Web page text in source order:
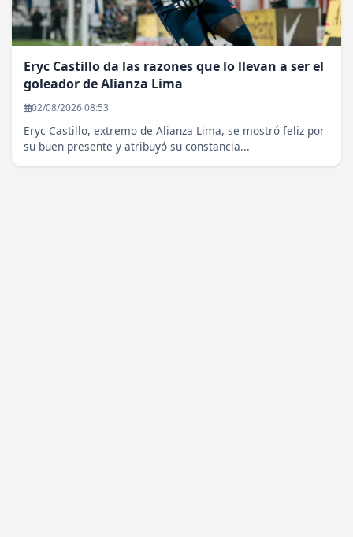
Eryc Castillo da las razones que lo llevan a ser el
goleador de Alianza Lima
02/08/2026 08:53
Eryc Castillo, extremo de Alianza Lima, se mostró feliz por
su buen presente y atribuyó su constancia...